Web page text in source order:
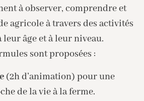
à observer, comprendre et
agricole à travers des activités
leur âge et à leur niveau.
sont proposées :
(2h d’animation) pour une
de la vie à la ferme.